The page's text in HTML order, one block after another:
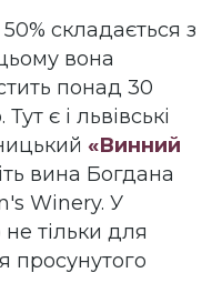
складається з
вона
понад 30
є і львівські
«Винний
вина Богдана
Winery. У
тільки для
просунутого